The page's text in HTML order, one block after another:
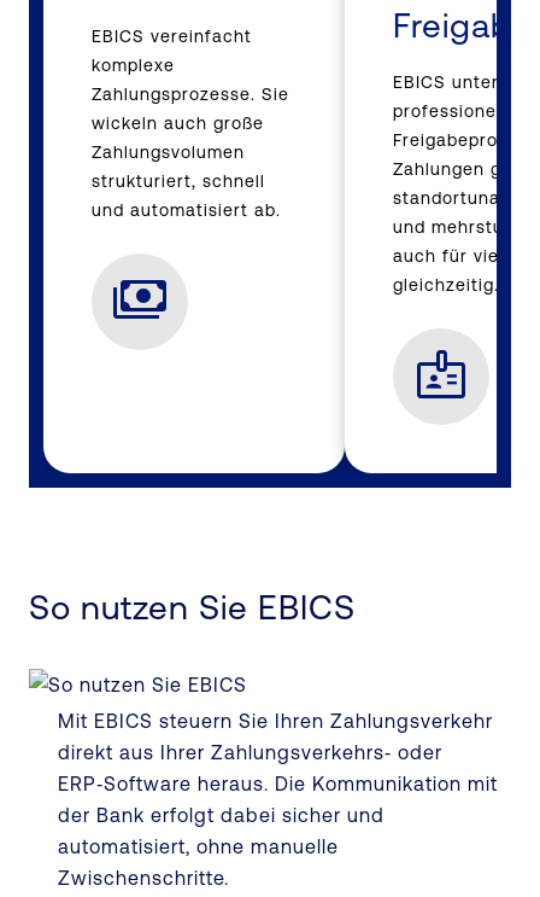
EBICS vereinfacht
komplexe
Zahlungsprozesse. Sie
wickeln auch große
Zahlungsvolumen
strukturiert, schnell
und automatisiert ab.
EBICS
professionelle
Zahlungen
und mehrstufig
auch für viele
gleichzeitig.
So nutzen Sie EBICS
Mit EBICS steuern Sie Ihren Zahlungsverkehr
direkt aus Ihrer Zahlungsverkehrs‑ oder
ERP‑Software heraus. Die Kommunikation mit
der Bank erfolgt dabei sicher und
automatisiert, ohne manuelle
Zwischenschritte.